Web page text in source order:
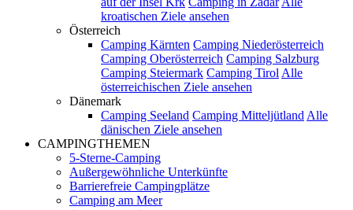
kroatischen Ziele ansehen
Österreich
Camping Kärnten Camping Niederösterreich
Camping Oberösterreich Camping Salzburg
Camping Steiermark Camping Tirol Alle
österreichischen Ziele ansehen
Dänemark
Camping Seeland Camping Mitteljütland Alle
dänischen Ziele ansehen
CAMPINGTHEMEN
5-Sterne-Camping
Außergewöhnliche Unterkünfte
Barrierefreie Campingplätze
Camping am Meer